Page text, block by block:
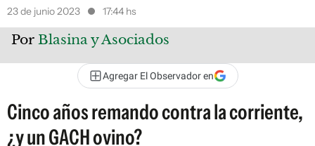
23 de junio 2023 17:44 hs
Por Blasina y Asociados
Agregar El Observador en
Cinco años remando contra la corriente,
¿y un GACH ovino?